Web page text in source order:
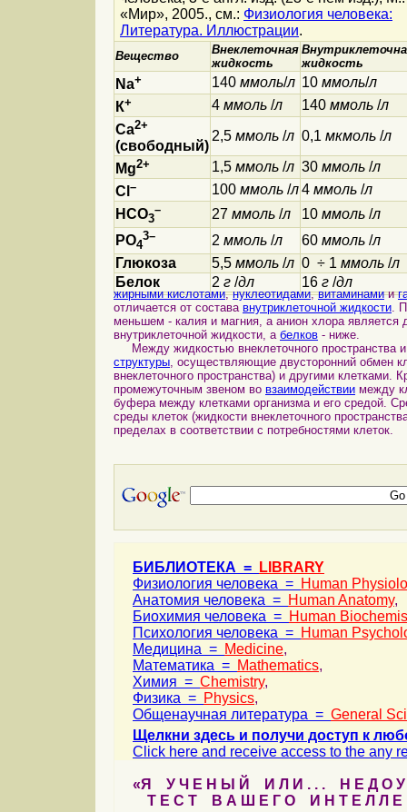
«Мир», 2005., см.: Физиология человека:
Литература. Иллюстрации.
Вещество
Внеклеточная
жидкость
жидкость
Na+ 140 ммоль/л 10 ммоль/л
К+ 4 ммоль /л 140 ммоль /л
Са2+
(свободный)
2,5 ммоль /л 0,1 мкмоль /л
Mg2+ 1,5 ммоль /л 30 ммоль /л
Сl – 100 ммоль /л4 ммоль /л
НСО3
– 27 ммоль /л 10 ммоль /л
РO4
3– 2 ммоль /л 60 ммоль /л
Глюкоза
5,5 ммоль /л 0 ÷ 1 ммоль /л
Белок
2 г /дл 16 г /дл
жирными кислотами,нуклеотидами,витаминамии
отличается от состава внутриклеточной жидкости .
меньшем - калия и магния, а анион хлора
внутриклеточной жидкости, а белков - ниже.
Между жидкостью внеклеточного пространства
структуры , осуществляющие двусторонний обмен
внеклеточного пространства) и другими клетками.
промежуточным звеном во взаимодействии между
буфера между клетками организма и его средой.
среды клеток (жидкости внеклеточного
пределах в соответствии с потребностями клеток.
БИБЛИОТЕКА =
LIBRARY
Физиология человека = Human
Анатомия человека = Human Anatomy,
Биохимия человека = Human
Психология человека = Human
Медицина = Medicine,
Математика = Mathematics,
Химия = Chemistry,
Физика = Physics,
Общенаучная литература = General
Щелкни здесь и получи доступ к
Click here and receive access to the any
«Я У Ч Е Н Ы Й И Л И . . . Н Е Д О У
Т Е С Т В А Ш Е Г О И Н Т Е Л Л Е